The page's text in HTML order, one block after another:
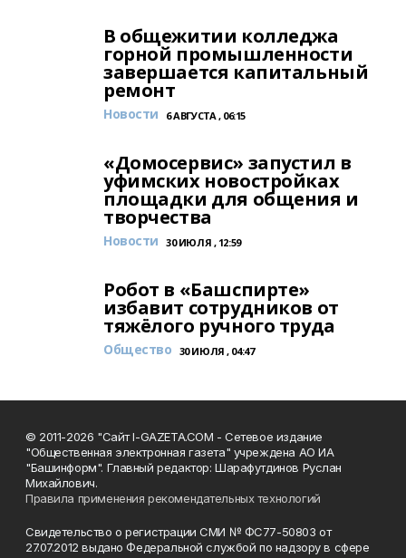
В общежитии колледжа
горной промышленности
завершается капитальный
ремонт
Новости 6 АВГУСТА , 06:15
«Домосервис» запустил в
уфимских новостройках
площадки для общения и
творчества
Новости 30 ИЮЛЯ , 12:59
Робот в «Башспирте»
избавит сотрудников от
тяжёлого ручного труда
Общество 30 ИЮЛЯ , 04:47
© 2011-2026 "Сайт I-GAZETA.COM - Сетевое издание
"Общественная электронная газета" учреждена АО ИА
"Башинформ". Главный редактор: Шарафутдинов Руслан
Михайлович.
Правила применения рекомендательных технологий
Свидетельство о регистрации СМИ № ФС77-50803 от
27.07.2012 выдано Федеральной службой по надзору в сфере